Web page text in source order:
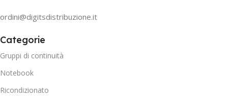
ordini@digitsdistribuzione.it
Categorie
Gruppi di continuità
Notebook
Ricondizionato